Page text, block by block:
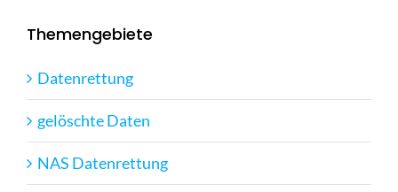
Themengebiete
Datenrettung
gelöschte Daten
NAS Datenrettung